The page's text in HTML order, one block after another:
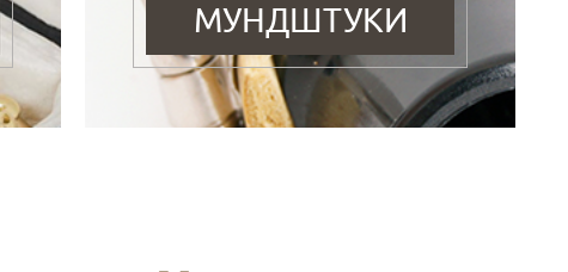
МУНДШТУКИ